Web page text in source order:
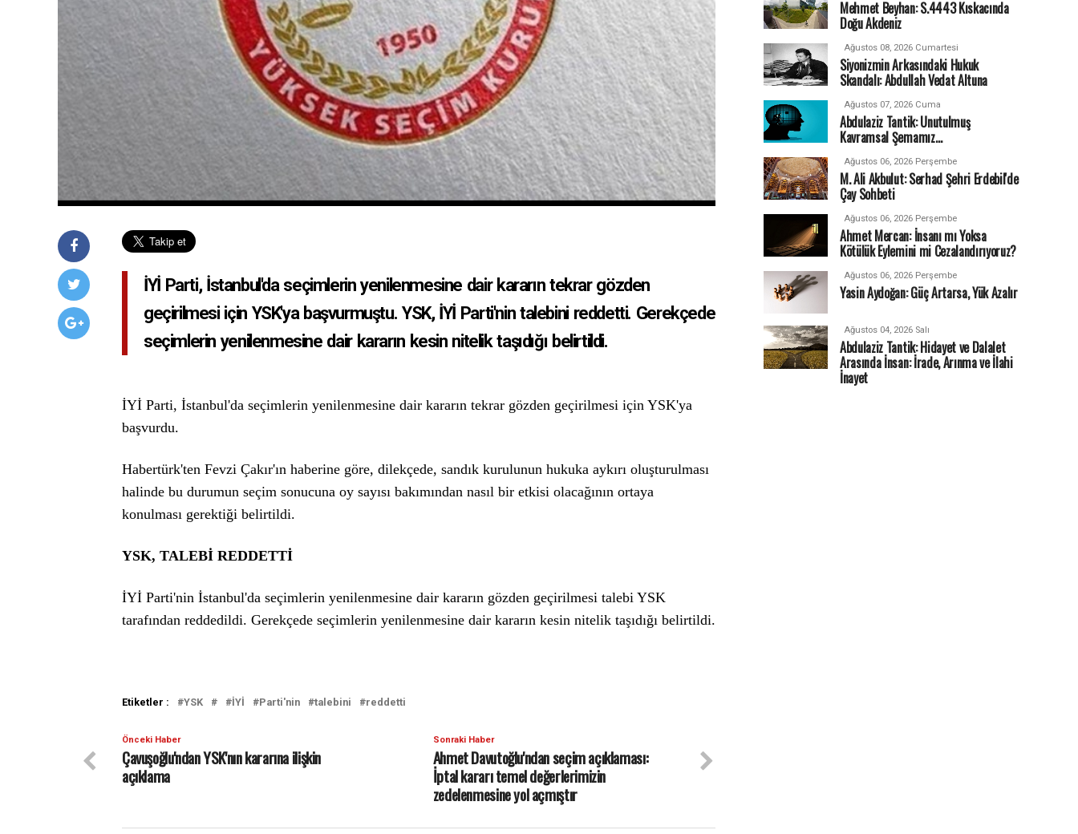
İYİ Parti, İstanbul'da seçimlerin yenilenmesine dair kararın tekrar gözden
geçirilmesi için YSK'ya başvurmuştu. YSK, İYİ Parti'nin talebini reddetti. Gerekçede
seçimlerin yenilenmesine dair kararın kesin nitelik taşıdığı belirtildi.
İYİ Parti, İstanbul'da seçimlerin yenilenmesine dair kararın tekrar gözden geçirilmesi için YSK'ya
başvurdu.
Habertürk'ten Fevzi Çakır'ın haberine göre, dilekçede, sandık kurulunun hukuka aykırı oluşturulması
halinde bu durumun seçim sonucuna oy sayısı bakımından nasıl bir etkisi olacağının ortaya
konulması gerektiği belirtildi.
YSK, TALEBİ REDDETTİ
İYİ Parti'nin İstanbul'da seçimlerin yenilenmesine dair kararın gözden geçirilmesi talebi YSK
tarafından reddedildi. Gerekçede seçimlerin yenilenmesine dair kararın kesin nitelik taşıdığı belirtildi.
Etiketler : YSK İYİ Parti'nin talebini reddetti
Önceki Haber
Çavuşoğlu'ndan YSK'nın kararına ilişkin
açıklama
Sonraki Haber
Ahmet Davutoğlu'ndan seçim açıklaması:
İptal kararı temel değerlerimizin
zedelenmesine yol açmıştır
Mehmet Beyhan: S.4443 Kıskacında
Doğu Akdeniz
Ağustos 08, 2026 Cumartesi
Siyonizmin Arkasındaki Hukuk
Skandalı: Abdullah Vedat Altuna
Ağustos 07, 2026 Cuma
Abdulaziz Tantik: Unutulmuş
Kavramsal Şemamız…
Ağustos 06, 2026 Perşembe
M. Ali Akbulut: Serhad Şehri Erdebil'de
Çay Sohbeti
Ağustos 06, 2026 Perşembe
Ahmet Mercan: İnsanı mı Yoksa
Kötülük Eylemini mi Cezalandırıyoruz?
Ağustos 06, 2026 Perşembe
Yasin Aydoğan: Güç Artarsa, Yük Azalır
Ağustos 04, 2026 Salı
Abdulaziz Tantik: Hidayet ve Dalalet
Arasında İnsan: İrade, Arınma ve İlahi
İnayet